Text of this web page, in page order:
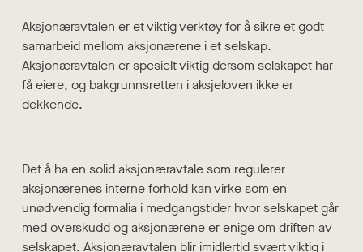
Aksjonæravtalen er et viktig verktøy for å sikre et godt
samarbeid mellom aksjonærene i et selskap.
Aksjonæravtalen er spesielt viktig dersom selskapet har
få eiere, og bakgrunnsretten i aksjeloven ikke er
dekkende.
Det å ha en solid aksjonæravtale som regulerer
aksjonærenes interne forhold kan virke som en
unødvendig formalia i medgangstider hvor selskapet går
med overskudd og aksjonærene er enige om driften av
selskapet. Aksjonæravtalen blir imidlertid svært viktig i